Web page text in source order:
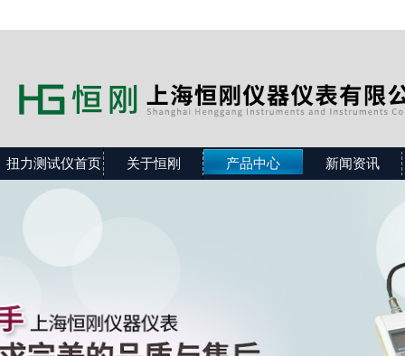
扭力测试仪首页 关于恒刚 产品中心 新闻资讯